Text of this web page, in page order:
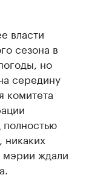
власти
сезона в
но
середину
комитета
никаких
мэрии ждали